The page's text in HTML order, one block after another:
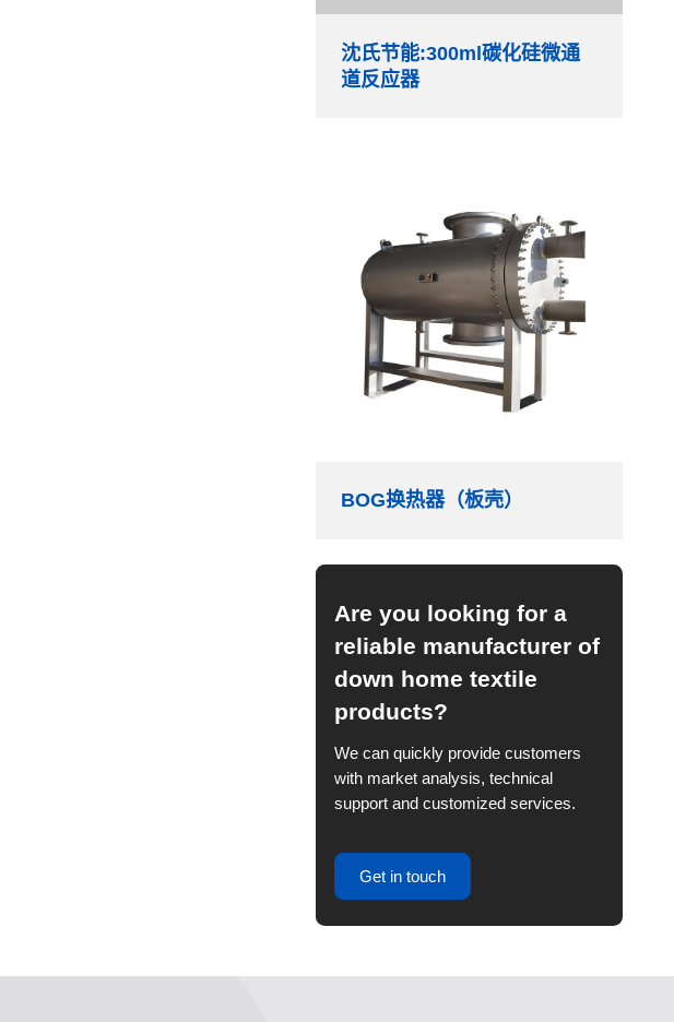
沈氏节能:300ml碳化硅微通
道反应器
BOG换热器（板壳）
Are you looking for a
reliable manufacturer of
down home textile
products?
We can quickly provide customers
with market analysis, technical
support and customized services.
Get in touch